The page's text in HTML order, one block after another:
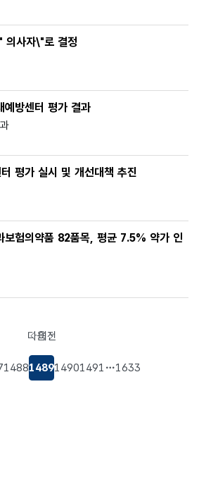
의사자\"로 결정
방센터 평가 결과
평가 실시 및 개선대책 추진
보험의약품 82품목, 평균 7.5% 약가 인
이전
페이지로
이동
1488148914901491 1633
다음페이지로
이동